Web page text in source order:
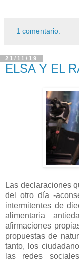
1 comentario:
21/11/19
ELSA Y EL
Las declaraciones
del otro día -
intermitentes de
alimentaria
afirmaciones
propuestas de
tanto, los
las redes